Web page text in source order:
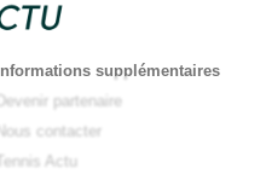
Informations supplémentaires
Devenir partenaire
Nous contacter
Tennis Actu